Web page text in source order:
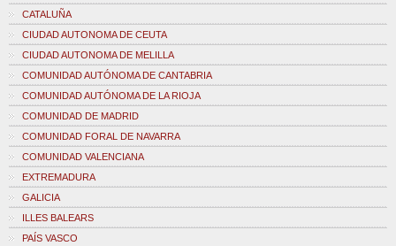
CATALUÑA
CIUDAD AUTONOMA DE CEUTA
CIUDAD AUTONOMA DE MELILLA
COMUNIDAD AUTÓNOMA DE CANTABRIA
COMUNIDAD AUTÓNOMA DE LA RIOJA
COMUNIDAD DE MADRID
COMUNIDAD FORAL DE NAVARRA
COMUNIDAD VALENCIANA
EXTREMADURA
GALICIA
ILLES BALEARS
PAÍS VASCO